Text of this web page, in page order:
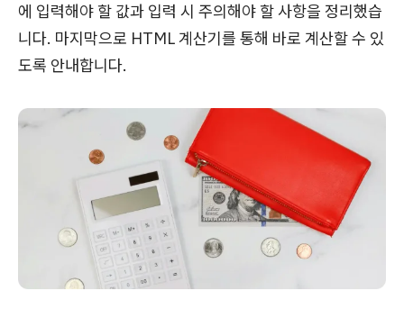
에 입력해야 할 값과 입력 시 주의해야 할 사항을 정리했습
니다. 마지막으로 HTML 계산기를 통해 바로 계산할 수 있
도록 안내합니다.